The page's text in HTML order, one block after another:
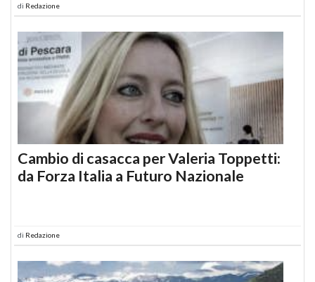
di Redazione
Cambio di casacca per Valeria Toppetti:
da Forza Italia a Futuro Nazionale
di Redazione